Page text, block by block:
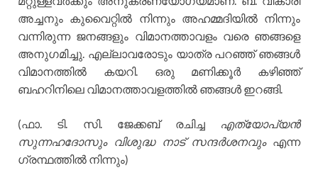
അച്ചനും കുവൈറ്റില്‍ നിന്നും അഹമ്മദിയില്‍ നിന്നും
വന്നിരുന്ന ജനങ്ങളും വിമാനത്താവളം വരെ ഞങ്ങളെ
അനുഗമിച്ചു. എല്ലാവരോടും യാത്ര പറഞ്ഞ് ഞങ്ങള്‍
വിമാനത്തില്‍ കയറി. ഒരു മണിക്കൂര്‍ കഴിഞ്ഞ്
ബഹറിനിലെ വിമാനത്താവളത്തില്‍ ഞങ്ങള്‍ ഇറങ്ങി.
(ഫാ. ടി. സി. ജേക്കബ് രചിച്ച
എത്യോപ്യന്‍
സുന്നഹദോസും വിശുദ്ധ നാട് സന്ദര്‍ശനവുംഎന്ന
ഗ്രന്ഥത്തില്‍ നിന്നും)